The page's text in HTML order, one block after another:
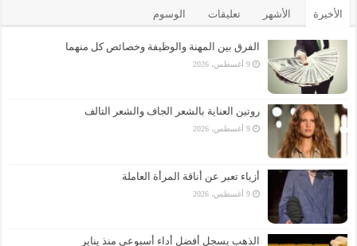
الأخيرة الأشهر تعليقات الوسوم
الفرق بين المهنة والوظيفة وخصائص كل منهما
9 أغسطس، 2026
روتين العناية بالشعر الجاف والشعر التالف
9 أغسطس، 2026
أزياء تعبر عن أناقة المرأة العاملة
9 أغسطس، 2026
الذهب يسجل أفضل أداء أسبوعي منذ يناير